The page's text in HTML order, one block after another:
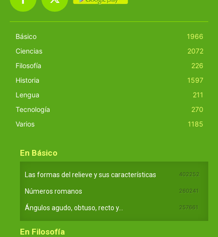
Básico
1966
Ciencias
2072
Filosofía
226
Historia
1597
Lengua
211
Tecnología
270
Varios
1185
En Básico
Las formas del relieve y sus características 402252
Números romanos 260241
Ángulos agudo, obtuso, recto y... 257661
En Filosofía